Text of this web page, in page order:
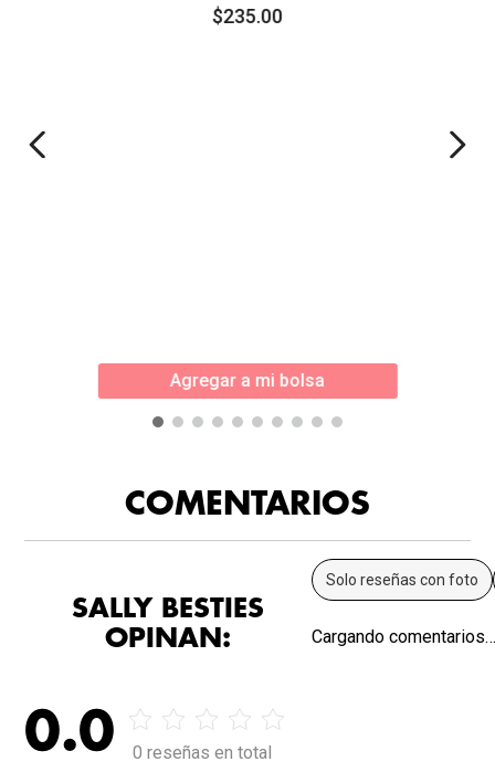
$235.00
Agregar a mi bolsa
COMENTARIOS
SALLY BESTIES
OPINAN:
0.0 0 reseñas en total
Solo reseñas con foto
Cargando